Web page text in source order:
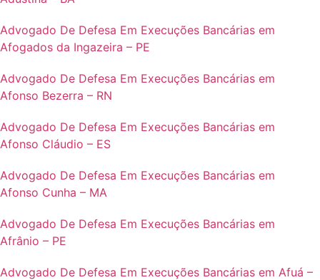
Advogado De Defesa Em Execuções Bancárias em
Afogados da Ingazeira – PE
Advogado De Defesa Em Execuções Bancárias em
Afonso Bezerra – RN
Advogado De Defesa Em Execuções Bancárias em
Afonso Cláudio – ES
Advogado De Defesa Em Execuções Bancárias em
Afonso Cunha – MA
Advogado De Defesa Em Execuções Bancárias em
Afrânio – PE
Advogado De Defesa Em Execuções Bancárias em Afuá –